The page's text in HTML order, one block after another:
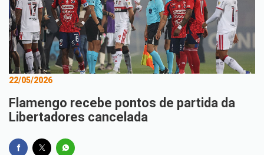
22/05/2026
Flamengo recebe pontos de partida da
Libertadores cancelada